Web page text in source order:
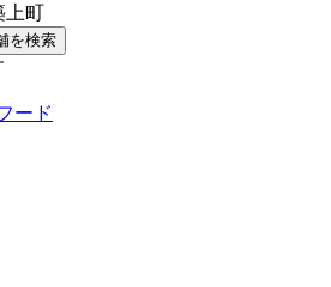
上町
を検索
ード